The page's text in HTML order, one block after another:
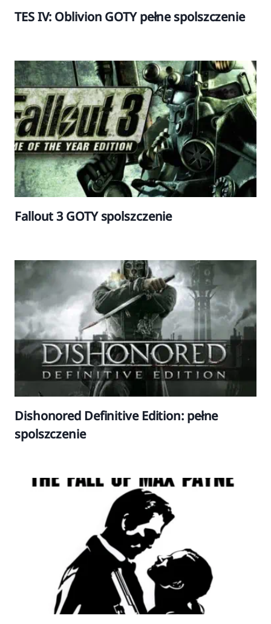
TES IV: Oblivion GOTY pełne spolszczenie
Fallout 3 GOTY spolszczenie
Dishonored Definitive Edition: pełne
spolszczenie